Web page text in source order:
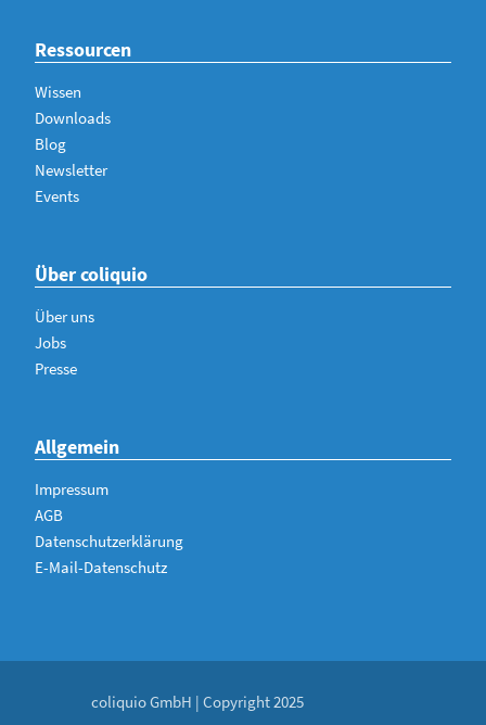
Ressourcen
Wissen
Downloads
Blog
Newsletter
Events
Über coliquio
Über uns
Jobs
Presse
Allgemein
Impressum
AGB
Datenschutzerklärung
E-Mail-Datenschutz
coliquio GmbH | Copyright 2025